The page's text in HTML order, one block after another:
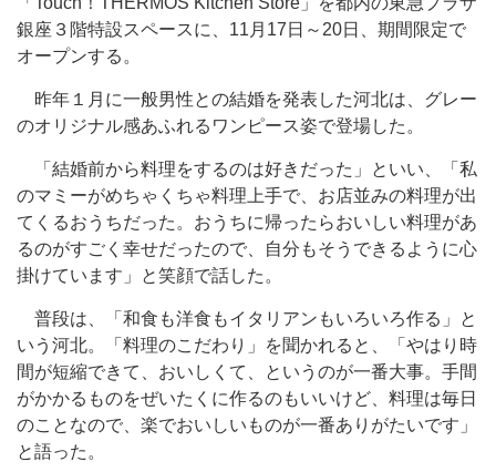
銀座３階特設スペースに、11月17日～20日、期間限定で
オープンする。
昨年１月に一般男性との結婚を発表した河北は、グレー
のオリジナル感あふれるワンピース姿で登場した。
「結婚前から料理をするのは好きだった」といい、「私
のマミーがめちゃくちゃ料理上手で、お店並みの料理が出
てくるおうちだった。おうちに帰ったらおいしい料理があ
るのがすごく幸せだったので、自分もそうできるように心
掛けています」と笑顔で話した。
普段は、「和食も洋食もイタリアンもいろいろ作る」と
いう河北。「料理のこだわり」を聞かれると、「やはり時
間が短縮できて、おいしくて、というのが一番大事。手間
がかかるものをぜいたくに作るのもいいけど、料理は毎日
のことなので、楽でおいしいものが一番ありがたいです」
と語った。